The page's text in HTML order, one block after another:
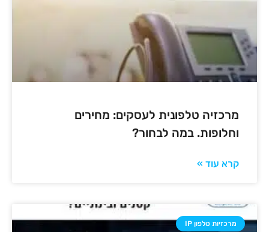
מרכזיה טלפונית לעסקים: מחירים
וחלופות. במה לבחור?
קרא עוד »
מרכזיות טלפון IP